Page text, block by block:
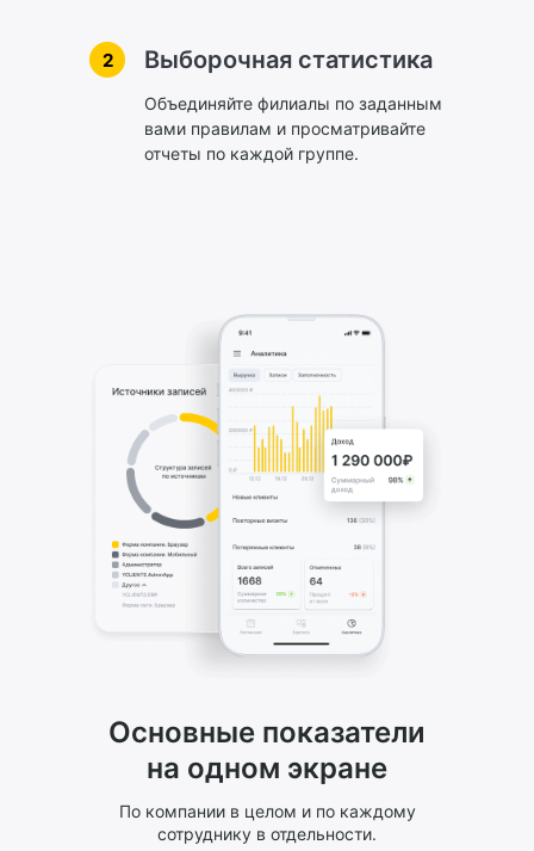
Выборочная статистика
Объединяйте филиалы по заданным
вами правилам и просматривайте
отчеты по каждой группе.
Основные показатели
на одном экране
По компании в целом и по каждому
сотруднику в отдельности.